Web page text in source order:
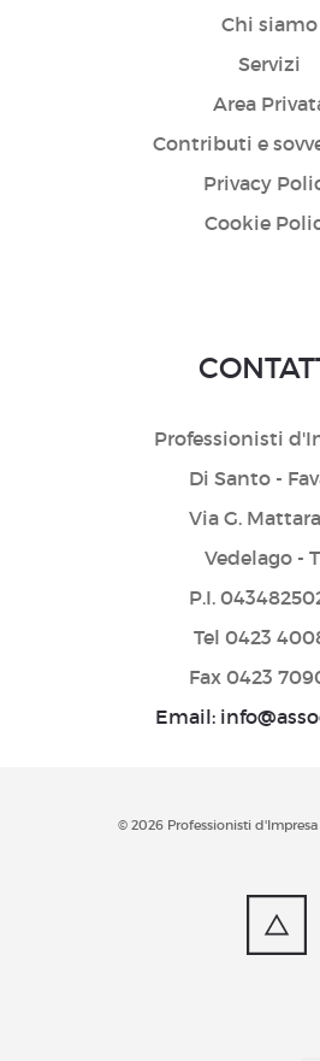
Chi siamo
Servizi
Area
Contributi e
Privacy
Cookie
Professionisti
Di Santo -
Via G.
Vedelago -
P.I.
Tel 0423
Fax 0423
Email:
© 2026 Professionisti